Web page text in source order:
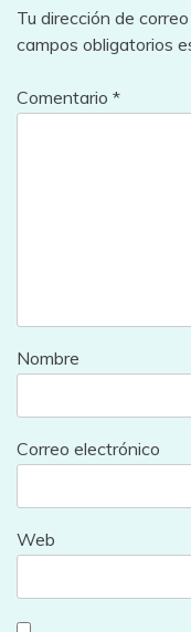
Tu dirección de
campos obligatorios
Comentario *
Nombre
Correo electrónico
Web